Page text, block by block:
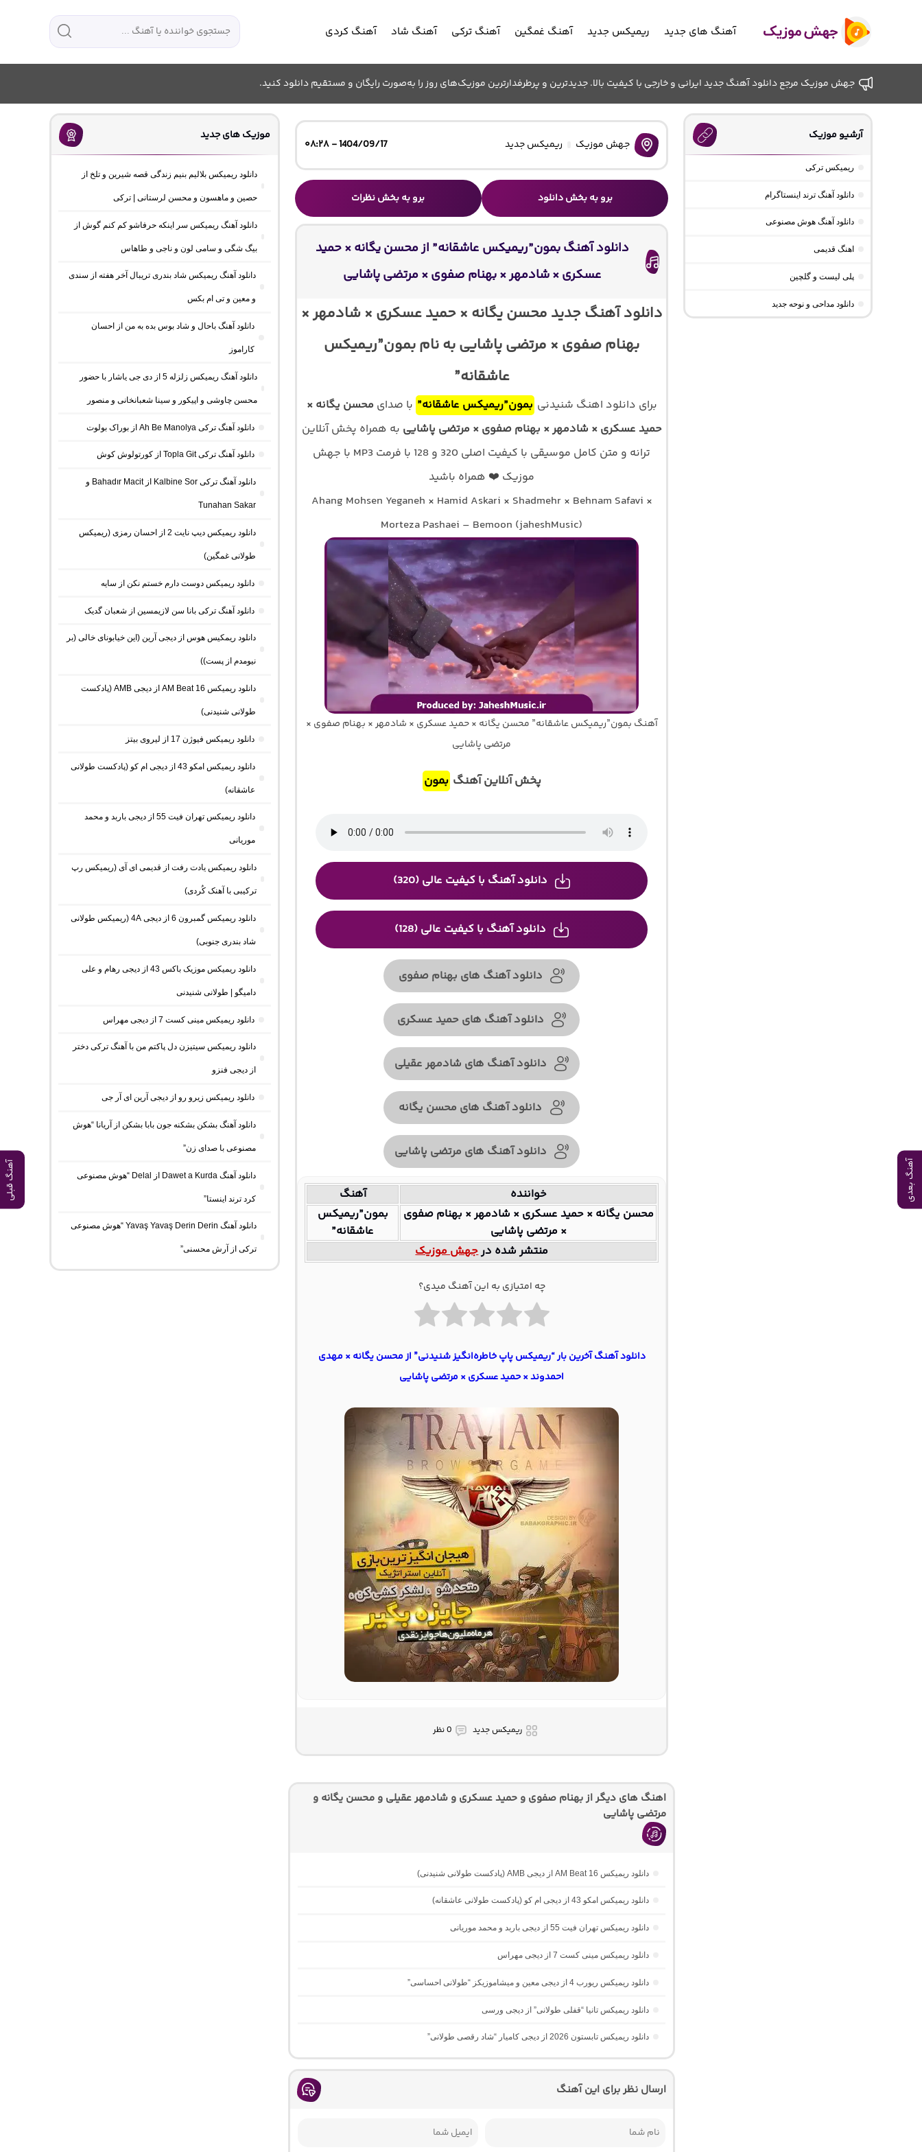
آهنگ بعدی آهنگ قبلی
آهنگ های جدید ریمیکس جدید آهنگ غمگین آهنگ ترکی آهنگ شاد آهنگ کردی
جهش موزیک مرجع دانلود آهنگ جدید ایرانی و خارجی با کیفیت بالا. جدیدترین و پرطرفدارترین موزیک‌های روز را به‌صورت رایگان و مستقیم دانلود کنید.
جهش موزیک ریمیکس جدید 1404/09/17 - ۰۸:۲۸
برو به بخش دانلود برو به بخش نظرات
دانلود آهنگ بمون”ریمیکس عاشقانه” از محسن یگانه × حمید
عسکری × شادمهر × بهنام صفوی × مرتضی پاشایی
دانلود آهنگ جدید محسن یگانه × حمید عسکری × شادمهر ×
بهنام صفوی × مرتضی پاشایی به نام بمون”ریمیکس
عاشقانه”
برای دانلود اهنگ شنیدنی بمون”ریمیکس عاشقانه” با صدایمحسن یگانه ×
حمید عسکری × شادمهر × بهنام صفوی × مرتضی پاشایی به همراه پخش آنلاین
ترانه و متن کامل موسیقی با کیفیت اصلی 320 و 128 با فرمت MP3 با جهش
موزیک ❤️ همراه باشید
Ahang Mohsen Yeganeh × Hamid Askari × Shadmehr × Behnam Safavi ×
Morteza Pashaei – Bemoon (jaheshMusic)
آهنگ بمون”ریمیکس عاشقانه” محسن یگانه × حمید عسکری × شادمهر × بهنام صفوی ×
مرتضی پاشایی
پخش آنلاین آهنگ بمون
دانلود آهنگ با کیفیت عالی (320)
دانلود آهنگ با کیفیت عالی (128)
دانلود آهنگ های بهنام صفوی
دانلود آهنگ های حمید عسکری
دانلود آهنگ های شادمهر عقیلی
دانلود آهنگ های محسن یگانه
دانلود آهنگ های مرتضی پاشایی
خواننده
آهنگ
محسن یگانه × حمید عسکری × شادمهر × بهنام صفوی
× مرتضی پاشایی
بمون”ریمیکس
عاشقانه”
منتشر شده درجهش موزیک
چه امتیازی به این آهنگ میدی؟
دانلود آهنگ آخرین بار “ریمیکس پاپ خاطره‌انگیز شنیدنی” از محسن یگانه × مهدی
احمدوند × حمید عسکری × مرتضی پاشایی
ریمیکس جدید 0 نظر
اهنگ های دیگر از بهنام صفوی و حمید عسکری و شادمهر عقیلی و محسن یگانه و
مرتضی پاشایی
دانلود ریمیکس AM Beat 16 از دیجی AMB (پادکست طولانی شنیدنی)
دانلود ریمیکس امکو 43 از دیجی ام کو (پادکست طولانی عاشقانه)
دانلود ریمیکس تهران فیت 55 از دیجی باربد و محمد موریانی
دانلود ریمیکس مینی کست 7 از دیجی مهراس
دانلود ریمیکس ریورب 4 از دیجی معین و میشاموزیکز “طولانی احساسی”
دانلود ریمیکس تانیا “قفلی طولانی” از دیجی ورسی
دانلود ریمیکس تابستون 2026 از دیجی کامیار “شاد رقصی طولانی”
ارسال نظر برای این آهنگ
آرشیو موزیک
ریمیکس ترکی
دانلود آهنگ ترند اینستاگرام
دانلود آهنگ هوش مصنوعی
اهنگ قدیمی
پلی لیست و گلچین
دانلود مداحی و نوحه جدید
موزیک های جدید
دانلود ریمیکس بلالیم بنیم زندگی قصه شیرین و تلخ از
حصین و ماهسون و محسن لرستانی | ترکی
دانلود آهنگ ریمیکس سر اینکه حرفاشو کم کنم گوش از
بیگ شگی و سامی لون و ناجی و طاهاس
دانلود آهنگ ریمیکس شاد بندری تریبال آخر هفته از سندی
و معین و تی ام بکس
دانلود آهنگ باحال و شاد بوس بده به من از احسان
کاراموز
دانلود آهنگ ریمیکس زلزله 5 از دی جی یاشار با حضور
محسن چاوشی و اپیکور و سینا شعبانخانی و منصور
دانلود آهنگ ترکی Ah Be Manolya از بوراک بولوت
دانلود آهنگ ترکی Topla Git از کورتولوش کوش
دانلود آهنگ ترکی Kalbine Sor از Bahadır Macit و
Tunahan Sakar
دانلود ریمیکس دیپ نایت 2 از احسان رمزی (ریمیکس
طولانی غمگین)
دانلود ریمیکس دوست دارم خستم نکن از سایه
دانلود آهنگ ترکی بانا سن لازیمسین از شعبان گدیک
دانلود ریمکیس هوس از دیجی آرین (این خیابونای خالی (بر
نیومدم از پست))
دانلود ریمیکس AM Beat 16 از دیجی AMB (پادکست
طولانی شنیدنی)
دانلود ریمیکس فیوژن 17 از لیروی بیتز
دانلود ریمیکس امکو 43 از دیجی ام کو (پادکست طولانی
عاشقانه)
دانلود ریمیکس تهران فیت 55 از دیجی باربد و محمد
موریانی
دانلود ریمیکس یادت رفت از قدیمی ای آی (ریمیکس رپ
ترکیبی با آهنک کُردی)
دانلود ریمیکس گمبرون 6 از دیجی 4A (ریمیکس طولانی
شاد بندری جنوبی)
دانلود ریمیکس موزیک باکس 43 از دیجی رهام و علی
دامیگو | طولانی شنیدنی
دانلود ریمیکس مینی کست 7 از دیجی مهراس
دانلود ریمیکس سیتیزن دل پاکتم من با آهنگ ترکی دختر
از دیجی فنزو
دانلود ریمیکس زیرو رو از دیجی آرین ای آر جی
دانلود آهنگ بشکن بشکنه جون بابا بشکن از آریانا “هوش
مصنوعی با صدای زن”
دانلود آهنگ Dawet a Kurda از Delal “هوش مصنوعی
کرد ترند اینستا”
دانلود آهنگ Yavaş Yavaş Derin Derin “هوش مصنوعی
ترکی از آرش محسنی”